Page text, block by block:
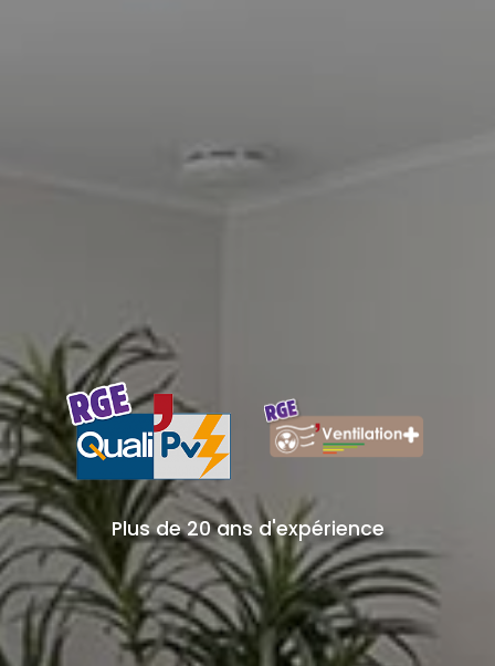
Plus de 20 ans d'expérience